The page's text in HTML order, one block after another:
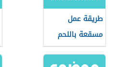
طريقة عمل
مسقعة باللحم
المفروم